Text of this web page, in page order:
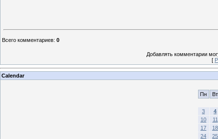
Всего комментариев: 0
Добавлять комментарии
[
Calendar
Пн Вт
3
4
10
11
17
18
24
25